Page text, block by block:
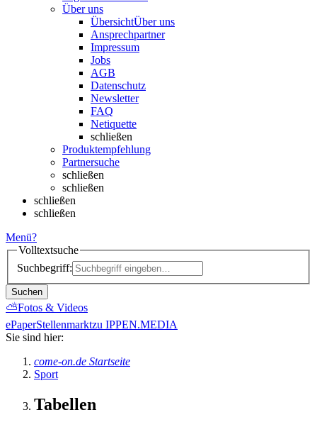
Über uns
ÜbersichtÜber uns
Ansprechpartner
Impressum
Jobs
AGB
Datenschutz
Newsletter
FAQ
Netiquette
schließen
Produktempfehlung
Partnersuche
schließen
schließen
schließen
schließen
Menü?
Volltextsuche
Suchbegriff:
Suchen
⛅Fotos & Videos
ePaperStellenmarktzu IPPEN.MEDIA
Sie sind hier:
come-on.de Startseite
Sport
Tabellen